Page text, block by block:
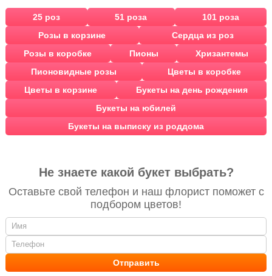
25 роз 51 роза
101 роза
Розы в корзине
Сердца из роз
Розы в коробке
Пионы
Хризантемы
Пионовидные розы
Цветы в коробке
Цветы в корзине
Букеты на день рождения
Букеты на юбилей
Букеты на выписку из роддома
Не знаете какой букет выбрать?
Оставьте свой телефон и наш флорист поможет с
подбором цветов!